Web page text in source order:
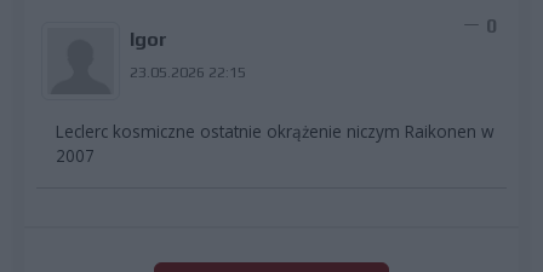
Igor
23.05.2026 22:15
0
Leclerc kosmiczne ostatnie okrążenie niczym Raikonen w
2007